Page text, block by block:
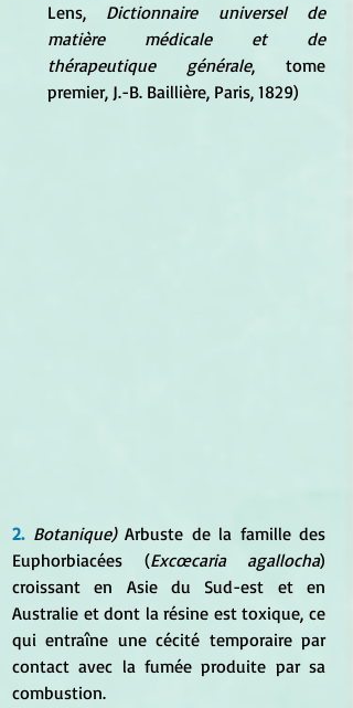
Lens, Dictionnaire universel de
matière médicale et de
thérapeutique générale, tome
premier, J.-B. Baillière, Paris, 1829)
2. Botanique) Arbuste de la famille des
Euphorbiacées (Excœcaria agallocha)
croissant en Asie du Sud-est et en
Australie et dont la résine est toxique, ce
qui entraîne une cécité temporaire par
contact avec la fumée produite par sa
combustion.